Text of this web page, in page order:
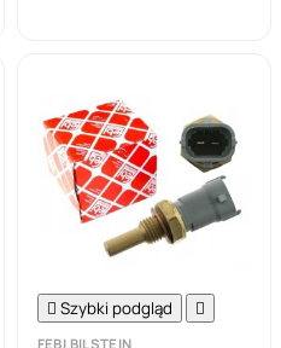
 Szybki podgląd 
FEBI BILSTEIN